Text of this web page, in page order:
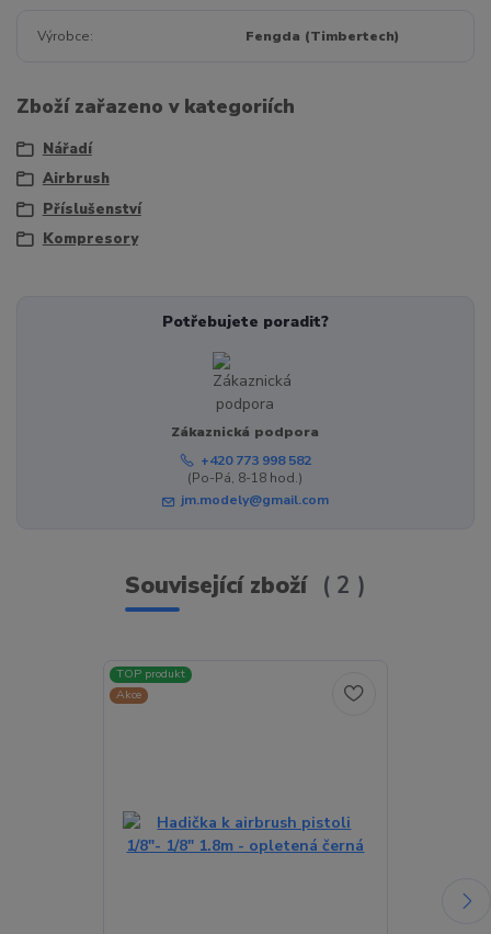
Výrobce Fengda (Timbertech)
Zboží zařazeno v kategoriích
Nářadí
Airbrush
Příslušenství
Kompresory
Potřebujete poradit?
Zákaznická podpora
+420 773 998 582
(Po-Pá, 8-18 hod.)
jm.modely@gmail.com
Související zboží 2
TOP produkt
Akce